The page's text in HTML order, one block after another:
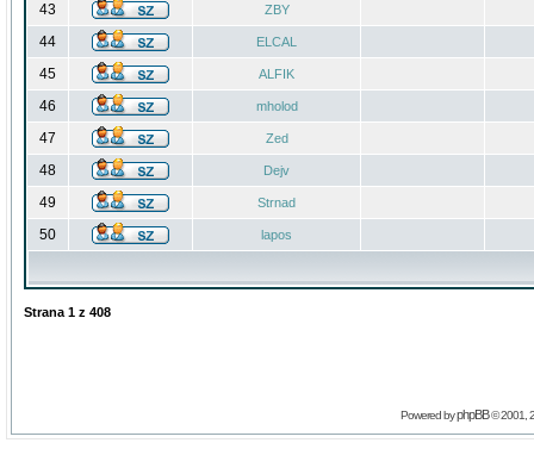
43 ZBY
44 ELCAL
45 ALFIK
46 mholod
47 Zed
48 Dejv
49 Strnad
50 lapos
Strana 1 z 408
Powered byphpBB© 2001,